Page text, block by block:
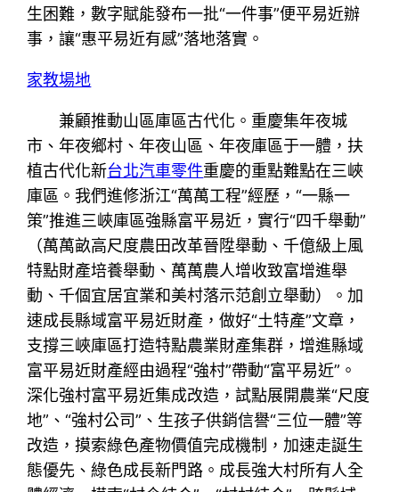
生困難，數字賦能發布一批“一件事”便平易近辦
事，讓“惠平易近有感”落地落實。
家教場地
兼顧推動山區庫區古代化。重慶集年夜城
市、年夜鄉村、年夜山區、年夜庫區于一體，扶
植古代化新台北汽車零件重慶的重點難點在三峽
庫區。我們進修浙江“萬萬工程”經歷，“一縣一
策”推進三峽庫區強縣富平易近，實行“四千舉動”
（萬萬畝高尺度農田改革晉陞舉動、千億級上風
特點財產培養舉動、萬萬農人增收致富增進舉
動、千個宜居宜業和美村落示范創立舉動）。加
速成長縣域富平易近財產，做好“土特產”文章，
支撐三峽庫區打造特點農業財產集群，增進縣域
富平易近財產經由過程“強村”帶動“富平易近”。
深化強村富平易近集成改造，試點展開農業“尺度
地”、“強村公司”、生孩子供銷信譽“三位一體”等
改造，摸索綠色產物價值完成機制，加速走誕生
態優先、綠色成長新門路。成長強大村所有人全